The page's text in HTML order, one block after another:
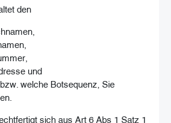
den
und
welche Botsequenz, Sie
sich aus Art 6 Abs 1 Satz 1